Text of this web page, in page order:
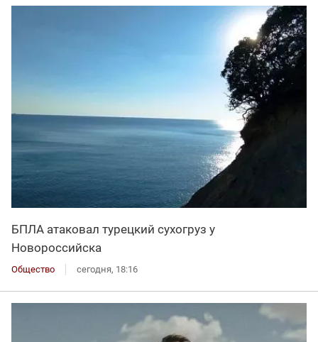
БПЛА атаковал турецкий сухогруз у
Новороссийска
Общество сегодня, 18:16